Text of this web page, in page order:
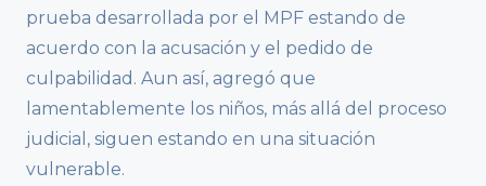
prueba desarrollada por el MPF estando de
acuerdo con la acusación y el pedido de
culpabilidad. Aun así, agregó que
lamentablemente los niños, más allá del proceso
judicial, siguen estando en una situación
vulnerable.